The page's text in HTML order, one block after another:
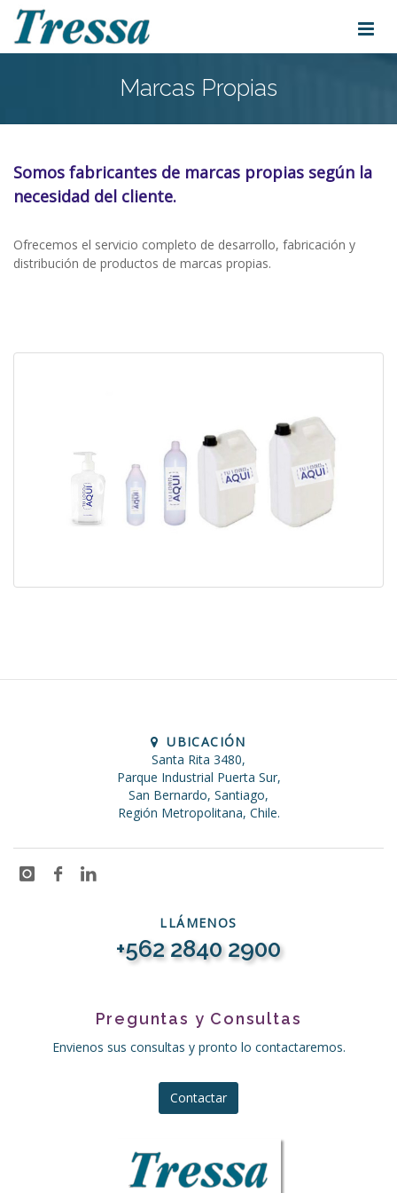
Marcas Propias
Somos fabricantes de marcas propias según la
necesidad del cliente.
Ofrecemos el servicio completo de desarrollo, fabricación y
distribución de productos de marcas propias.
UBICACIÓN
Santa Rita 3480,
Parque Industrial Puerta Sur,
San Bernardo, Santiago,
Región Metropolitana, Chile.
LLÁMENOS
+562 2840 2900
Preguntas y Consultas
Envienos sus consultas y pronto lo contactaremos.
Contactar